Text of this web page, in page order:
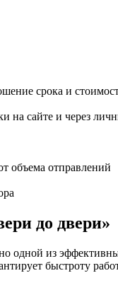
срока и
на сайте и через
объема отправлений
до двери»
из